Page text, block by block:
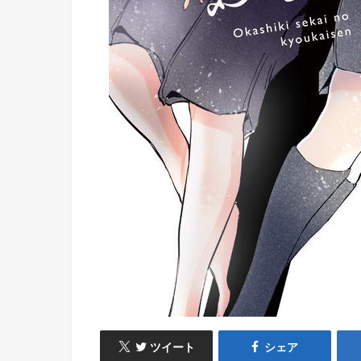
ツイート シェア